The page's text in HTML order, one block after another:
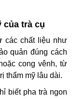
của trà cụ
các chất liệu như
quản đúng cách
cong vênh, từ
thẩm mỹ lâu dài.
biết pha trà ngon